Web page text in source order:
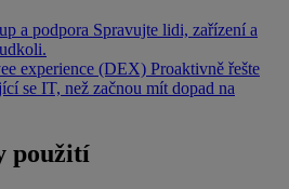
a podpora Spravujte lidi, zařízení a
experience (DEX) Proaktivně řešte
se IT, než začnou mít dopad na
použití